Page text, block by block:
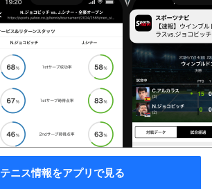
テニス情報をアプリで見る